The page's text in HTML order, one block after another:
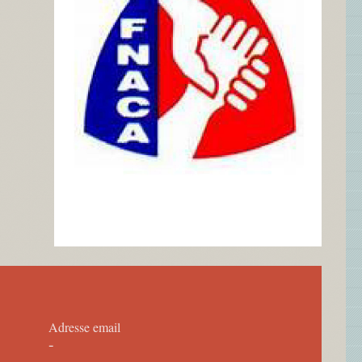
Adresse email
-